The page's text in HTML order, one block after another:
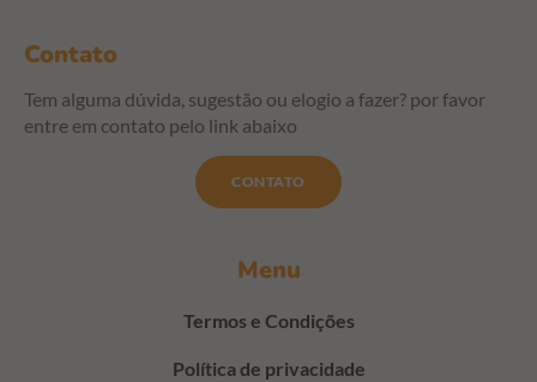
Menu
Termos e Condições
Política de privacidade
Contato
Tem alguma dúvida, sugestão ou elogio a fazer? por favor
entre em contato pelo link abaixo
CONTATO